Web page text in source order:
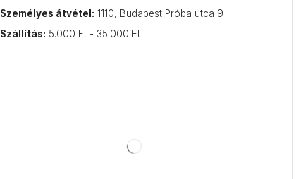
Személyes átvétel: 1110, Budapest Próba utca 9
Szállítás: 5.000 Ft - 35.000 Ft